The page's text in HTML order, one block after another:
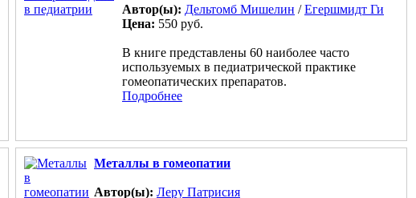
Автор(ы): Дельтомб Мишелин /Егершмидт Ги
Цена: 550 руб.
В книге представлены 60 наиболее часто
используемых в педиатрической практике
гомеопатических препаратов.
Подробнее
Металлы в гомеопатии
Автор(ы): Леру Патрисия